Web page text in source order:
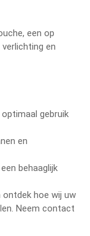
een op
en
gebruik
en
behaaglijk
hoe wij uw
Neem contact